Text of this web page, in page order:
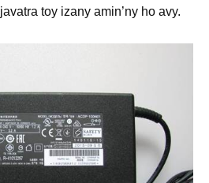
toy izany amin’ny ho avy.